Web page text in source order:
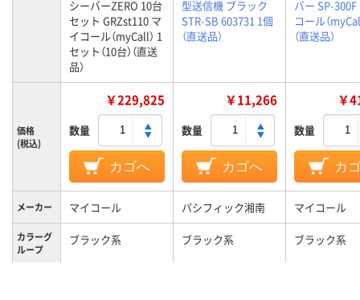
シーバーZERO 10台
セット GRZst110 マ
イコール（myCall） 1
セット（10台）（直送
品）
型送信機 ブラック
STR-SB 603731 1個
（直送品）
バー SP-
コール（
（直送品）
価格
(税込)
￥229,825
数量
カゴへ
￥11,266
数量
カゴへ
￥
数量
カ
メーカー マイコール パシフィック湘南 マイコール
カラーグ
ループ
ブラック系 ブラック系 ブラック系